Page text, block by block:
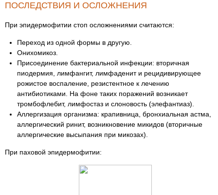
ПОСЛЕДСТВИЯ И ОСЛОЖНЕНИЯ
При эпидермофитии стоп осложнениями считаются:
Переход из одной формы в другую.
Онихомикоз.
Присоединение бактериальной инфекции: вторичная
пиодермия, лимфангит, лимфаденит и рецидивирующее
рожистое воспаление, резистентное к лечению
антибиотиками. На фоне таких поражений возникает
тромбофлебит, лимфостаз и слоновость (элефантиаз).
Аллергизация организма: крапивница, бронхиальная астма,
аллергический ринит, возникновение микидов (вторичные
аллергические высыпания при микозах).
При паховой эпидермофитии: